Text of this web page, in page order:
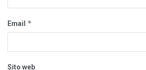
Email *
Sito web